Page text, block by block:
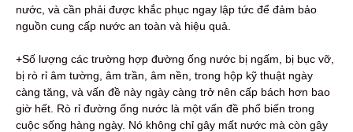
nước, và cần phải được khắc phục ngay lập tức để đảm bảo
nguồn cung cấp nước an toàn và hiệu quả.
+Số lượng các trường hợp đường ống nước bị ngấm, bị bục vỡ,
bị rò rỉ âm tường, âm trần, âm nền, trong hộp kỹ thuật ngày
càng tăng, và vấn đề này ngày càng trở nên cấp bách hơn bao
giờ hết. Rò rỉ đường ống nước là một vấn đề phổ biến trong
cuộc sống hàng ngày. Nó không chỉ gây mất nước mà còn gây